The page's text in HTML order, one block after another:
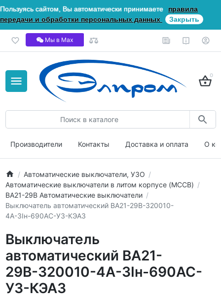
Пользуясь сайтом, Вы автоматически принимаете
правила
передачи и обработки персональных данных
Закрыть
Мы в Мах
0
Производители Контакты Доставка и оплата О
Автоматические выключатели, УЗО
Автоматические выключатели в литом корпусе (MCCB)
ВА21-29В Автоматические выключатели
Выключатель автоматический ВА21-29В-320010-
4А-3Iн-690AC-У3-КЭАЗ
Выключатель
автоматический ВА21-
29В-320010-4А-3Iн-690AC-
У3-КЭАЗ